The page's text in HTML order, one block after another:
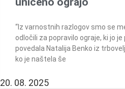
“Iz varnostnih razlogov smo se
odločili za popravilo ograje, ki jo je
povedala Natalija Benko iz
ko je naštela še
20. 08. 2025